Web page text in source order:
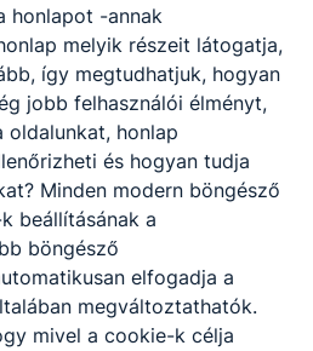
honlapot -annak
melyik részeit látogatja,
így megtudhatjuk, hogyan
jobb felhasználói élményt,
oldalunkat, honlap
és hogyan tudja
Minden modern böngésző
beállításának a
böngésző
elfogadja a
megváltoztathatók.
mivel a cookie-k célja